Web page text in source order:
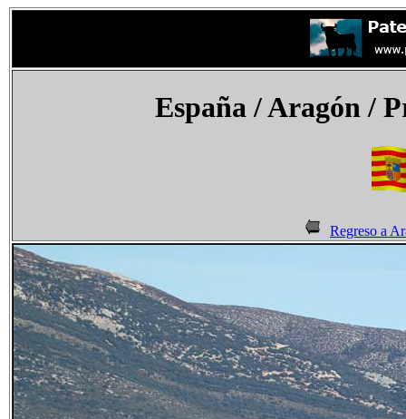
España/ Aragón /
Regreso a